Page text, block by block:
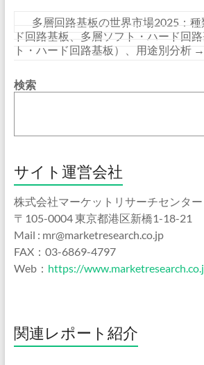
多層回路基板の世界市場2025：
ド回路基板、多層ソフト・ハード回
ト・ハード回路基板）、用途別分析 →
検索
サイト運営会社
株式会社マーケットリサーチセンター
〒105-0004 東京都港区新橋1-18-21
Mail : mr@marketresearch.co.jp
FAX：03-6869-4797
Web： https://
関連レポート紹介